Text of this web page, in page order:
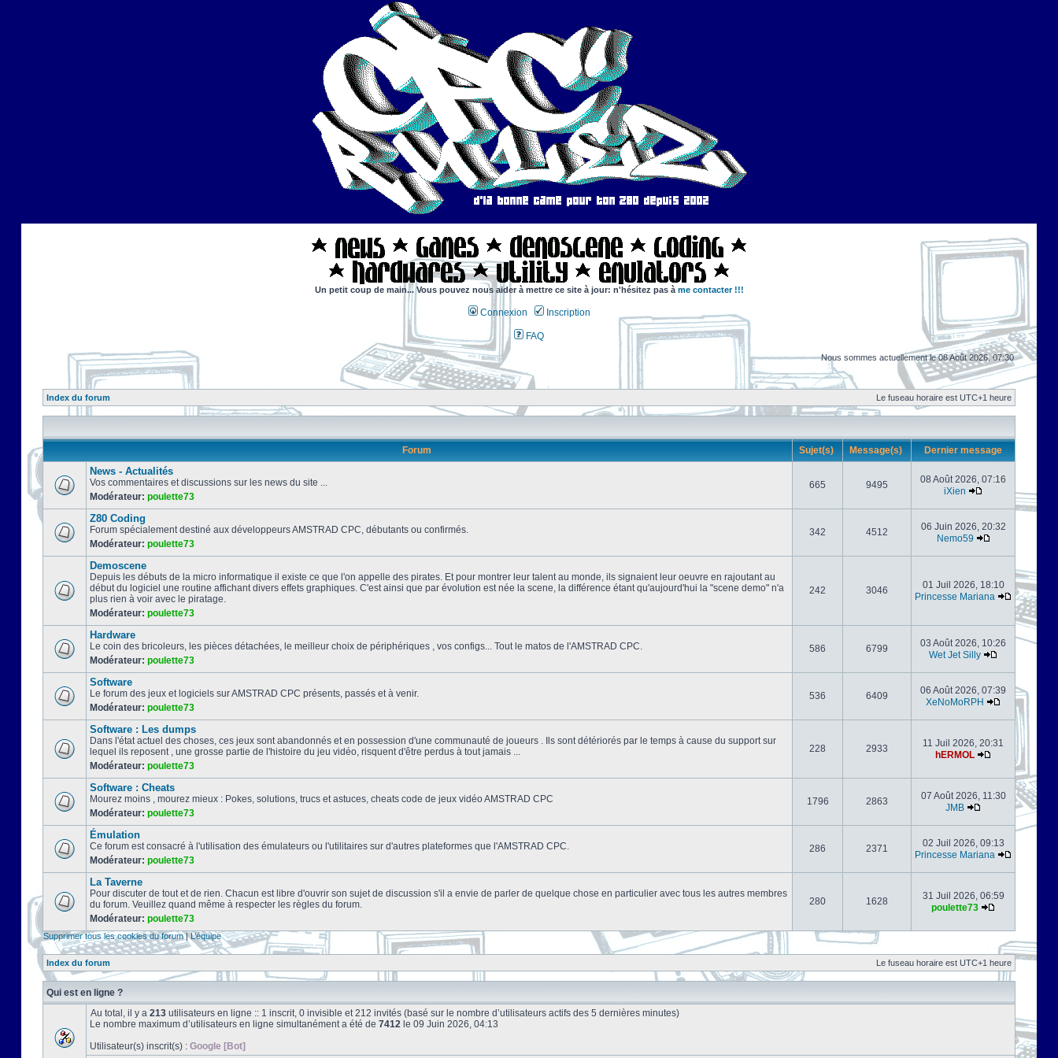
Un petit coup de main... Vous pouvez nous aider à mettre ce site à jour: n'hésitez pas à me contacter !!!
Connexion Inscription
FAQ
Nous sommes actuellement le 08 Août 2026, 07:30
Index du forum Le fuseau horaire est UTC+1 heure
Forum Sujet(s) Message(s) Dernier message
News - Actualités
Vos commentaires et discussions sur les news du site ...
Modérateur: poulette73
665 9495
08 Août 2026, 07:16
iXien
Z80 Coding
Forum spécialement destiné aux développeurs AMSTRAD CPC, débutants ou confirmés.
Modérateur: poulette73
342 4512
06 Juin 2026, 20:32
Nemo59
Demoscene
Depuis les débuts de la micro informatique il existe ce que l'on appelle des pirates. Et pour montrer leur talent au monde, ils signaient leur oeuvre en rajoutant au
début du logiciel une routine affichant divers effets graphiques. C'est ainsi que par évolution est née la scene, la différence étant qu'aujourd'hui la "scene demo" n'a
plus rien à voir avec le piratage.
Modérateur: poulette73
242 3046
01 Juil 2026, 18:10
Princesse Mariana
Hardware
Le coin des bricoleurs, les pièces détachées, le meilleur choix de périphériques , vos configs... Tout le matos de l'AMSTRAD CPC.
Modérateur: poulette73
586 6799
03 Août 2026, 10:26
Wet Jet Silly
Software
Le forum des jeux et logiciels sur AMSTRAD CPC présents, passés et à venir.
Modérateur: poulette73
536 6409
06 Août 2026, 07:39
XeNoMoRPH
Software : Les dumps
Dans l'état actuel des choses, ces jeux sont abandonnés et en possession d'une communauté de joueurs . Ils sont détériorés par le temps à cause du support sur
lequel ils reposent , une grosse partie de l'histoire du jeu vidéo, risquent d'être perdus à tout jamais ...
Modérateur: poulette73
228 2933
11 Juil 2026, 20:31
hERMOL
Software : Cheats
Mourez moins , mourez mieux : Pokes, solutions, trucs et astuces, cheats code de jeux vidéo AMSTRAD CPC
Modérateur: poulette73
1796 2863
07 Août 2026, 11:30
JMB
Émulation
Ce forum est consacré à l'utilisation des émulateurs ou l'utilitaires sur d'autres plateformes que l'AMSTRAD CPC.
Modérateur: poulette73
286 2371
02 Juil 2026, 09:13
Princesse Mariana
La Taverne
Pour discuter de tout et de rien. Chacun est libre d'ouvrir son sujet de discussion s'il a envie de parler de quelque chose en particulier avec tous les autres membres
du forum. Veuillez quand même à respecter les règles du forum.
Modérateur: poulette73
280 1628
31 Juil 2026, 06:59
poulette73
Supprimer tous les cookies du forum|L’équipe
Index du forum Le fuseau horaire est UTC+1 heure
Qui est en ligne ?
Au total, il y a 213 utilisateurs en ligne :: 1 inscrit, 0 invisible et 212 invités (basé sur le nombre d’utilisateurs actifs des 5 dernières minutes)
Le nombre maximum d’utilisateurs en ligne simultanément a été de 7412 le 09 Juin 2026, 04:13
Utilisateur(s) inscrit(s) : Google [Bot]